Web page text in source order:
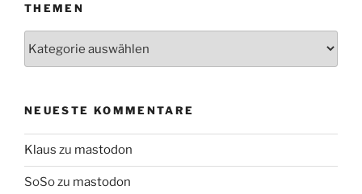
THEMEN
NEUESTE KOMMENTARE
Klaus zu mastodon
SoSozu mastodon